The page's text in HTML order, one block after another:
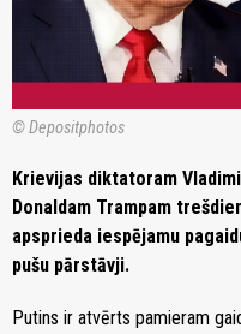
© Depositphotos
Krievijas diktatoram
Donaldam Trampam
apsprieda iespējamu
pušu pārstāvji.
Putins ir atvērts pamieram